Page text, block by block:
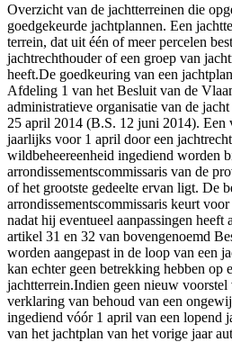
Overzicht van de jachtterreinen die
goedgekeurde jachtplannen. Een
terrein, dat uit één of meer percelen
jachtrechthouder of een groep van
heeft.De goedkeuring van een
Afdeling 1 van het Besluit van de
administratieve organisatie van de
25 april 2014 (B.S. 12 juni 2014). Een
jaarlijks voor 1 april door een
wildbeheereenheid ingediend worden
arrondissementscommissaris van de
of het grootste gedeelte ervan ligt. De
arrondissementscommissaris keurt
nadat hij eventueel aanpassingen heeft
artikel 31 en 32 van bovengenoemd
worden aangepast in de loop van een
kan echter geen betrekking hebben op
jachtterrein.Indien geen nieuw voorstel
verklaring van behoud van een
ingediend vóór 1 april van een lopend
van het jachtplan van het vorige jaar